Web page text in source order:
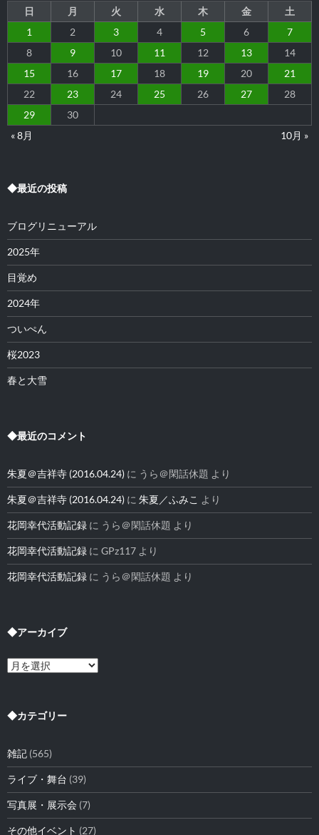
日 月 火 水 木 金
土
1
2 3 4 5 6
7
8
9 10 11 12 13
14
15
16 17 18 19 20
21
22
23 24 25 26 27
28
29
30
« 8月
10月 »
◆最近の投稿
ブログリニューアル
2025年
目覚め
2024年
ついぺん
桜2023
春と大雪
◆最近のコメント
朱夏＠吉祥寺 (2016.04.24) に うら＠閑話休題 より
朱夏＠吉祥寺 (2016.04.24) に 朱夏／ふみこ より
花岡幸代活動記録 に うら＠閑話休題 より
花岡幸代活動記録 に GPz117 より
花岡幸代活動記録 に うら＠閑話休題 より
◆アーカイブ
◆
ア
イ
◆カテゴリー
雑記 (565)
ライブ・舞台 (39)
写真展・展示会 (7)
その他イベント (27)